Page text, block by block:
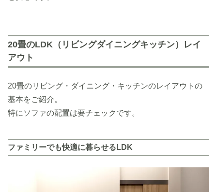
20畳のLDK（リビングダイニングキッチン）レイ
アウト
20畳のリビング・ダイニング・キッチンのレイアウトの
基本をご紹介。
特にソファの配置は要チェックです。
ファミリーでも快適に暮らせるLDK